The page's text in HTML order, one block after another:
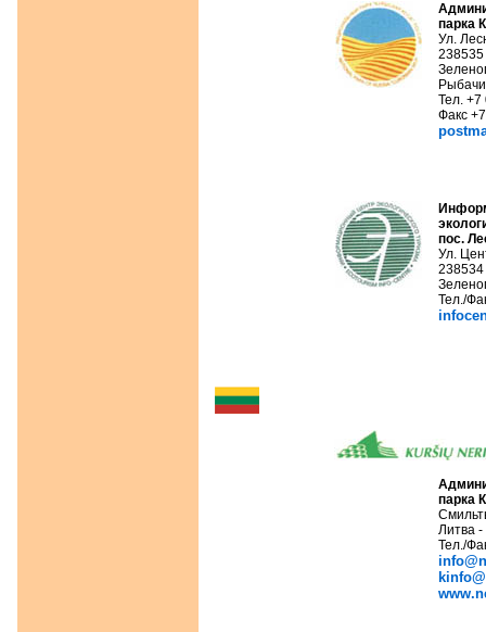
парка
Ул.
238535
Тел. +7
Факс
пос.
Ул.
238534
Тел./
парка
Литва
Тел./